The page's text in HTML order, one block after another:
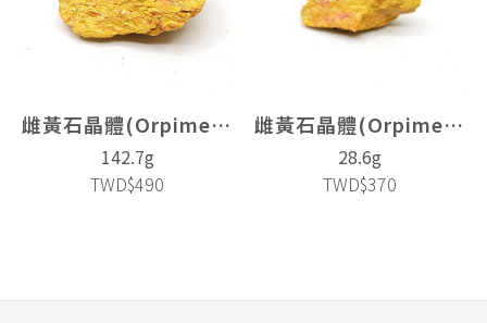
雌黃石晶體(Orpiment)
142.7g
TWD$490
雌黃石晶體(Orpiment)
28.6g
TWD$370